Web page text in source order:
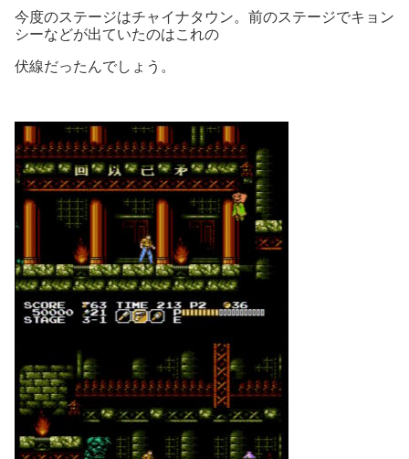
今度のステージはチャイナタウン。前のステージでキョン
シーなどが出ていたのはこれの
伏線だったんでしょう。